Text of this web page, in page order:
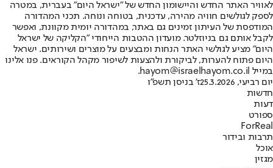
לאוויר האתר החדש והיישומון החדש של "ישראל היום" בעברית, במטרה
לספק לגולשים חוויה מהירה, עדכנית, בטוחה ונוחה. תכני המהדורה
המודפסת של העיתון זמינים גם באתר, במהדורה יומית מקוונת, ואפשר
לקבל אותם גם בניוזלטר. מועדון ההטבות הייחודי "הקליקה של ישראל
היום" מציע לגולשי האתר הנחות ומבצעים על מוצרים ושירותים. ישראל
היום פתוח להערות, לביקורת ולהצעות לשיפור מקהל הקוראים. פנו אלינו
במייל hayom@israelhayom.co.il.
יום רביעי, 25.3.2026
ז' בניסן תשפ"ו
חדשות
דעות
ספורט
ForReal
תרבות ובידור
אוכל
מגזין